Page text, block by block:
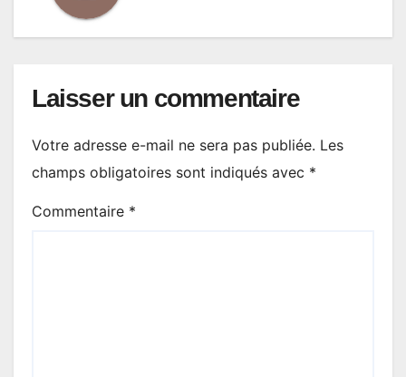
Laisser un commentaire
Votre adresse e-mail ne sera pas publiée. Les
champs obligatoires sont indiqués avec *
Commentaire *